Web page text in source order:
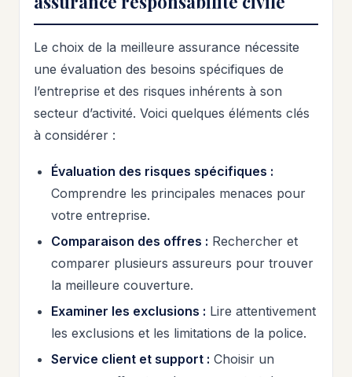
Le choix de la meilleure assurance nécessite
une évaluation des besoins spécifiques de
l’entreprise et des risques inhérents à son
secteur d’activité. Voici quelques éléments clés
à considérer :
Évaluation des risques spécifiques :
Comprendre les principales menaces pour
votre entreprise.
Comparaison des offres : Rechercher et
comparer plusieurs assureurs pour trouver
la meilleure couverture.
Examiner les exclusions : Lire attentivement
les exclusions et les limitations de la police.
Service client et support : Choisir un